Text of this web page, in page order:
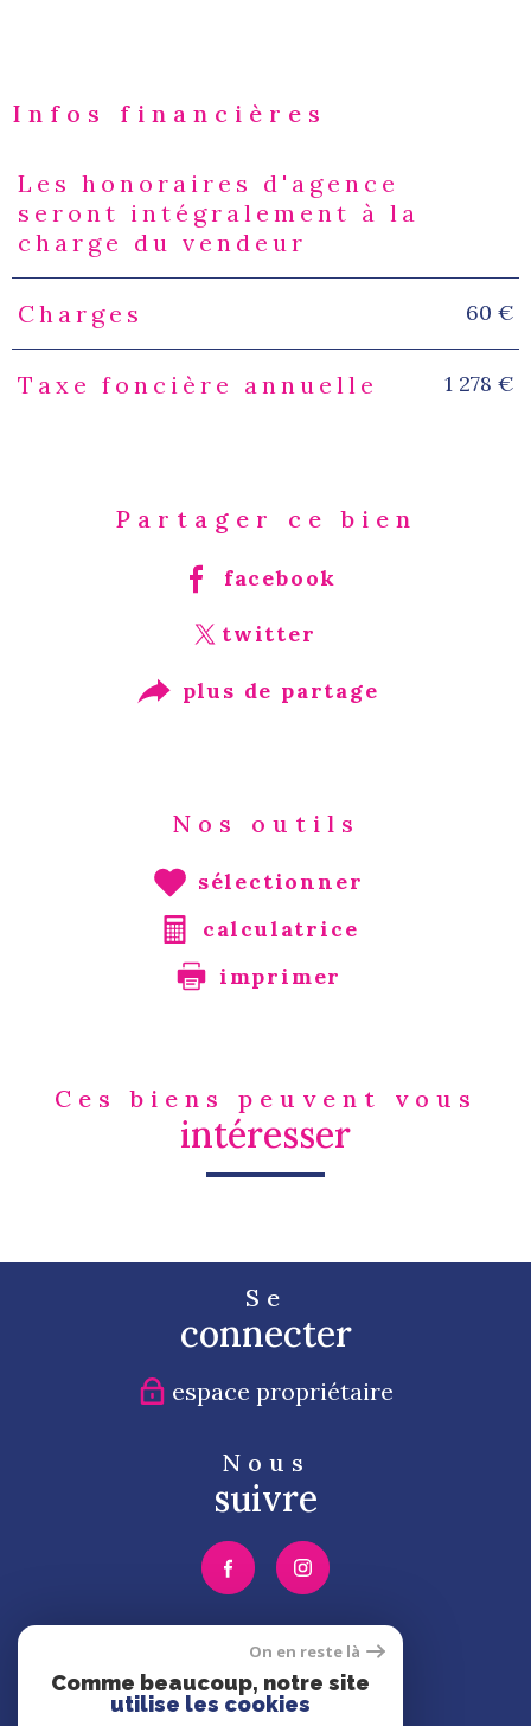
Infos financières
Caractéristiques Valeurs
Les honoraires d'agence
seront intégralement à la
charge du vendeur
Charges 60 €
Taxe foncière annuelle 1 278 €
Partager ce bien
facebook
twitter
plus de partage
Nos outils
sélectionner
calculatrice
imprimer
Ces biens peuvent vous
intéresser
Se
connecter
espace propriétaire
Nous
suivre
Nous
adhérons
On en reste là
Comme beaucoup, notre site
utilise les cookies